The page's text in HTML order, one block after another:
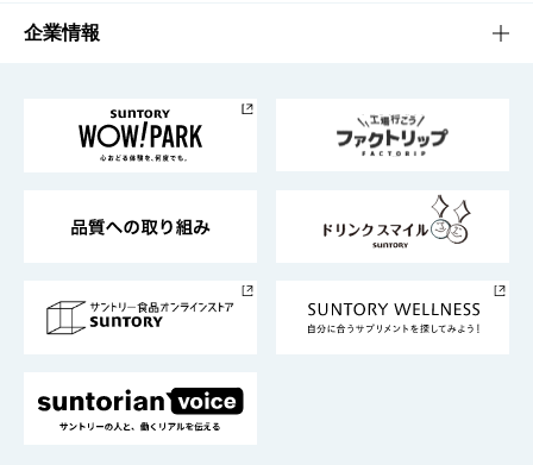
栄養成分一覧
工場見学
地域情報
サントリーホール
サントリーサンバーズ大阪
サステナビリティTOP
サントリーが考えるサステナビリティ経営
企業情報
企業概要
採用情報